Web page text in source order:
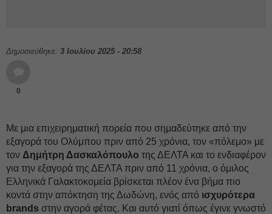
Δημοσιεύθηκε: 3 Ιουλίου 2025 - 20:58
0
Με μια επιχειρηματική πορεία που σημαδεύτηκε από την
εξαγορά του Ολύμπου πριν από 25 χρόνια, τον «πόλεμο» με
τον Δημήτρη Δασκαλόπουλο της ΔΕΛΤΑ και το ενδιαφέρον
για την εξαγορά της ΔΕΛΤΑ πριν από 11 χρόνια, ο όμιλος
Ελληνικά Γαλακτοκομεία βρίσκεται πλέον ένα βήμα πιο
κοντά στην απόκτηση της Δωδώνη, ενός από ισχυρότερα
brands στην αγορά φέτας. Και αυτό γιατί όπως έγινε γνωστό